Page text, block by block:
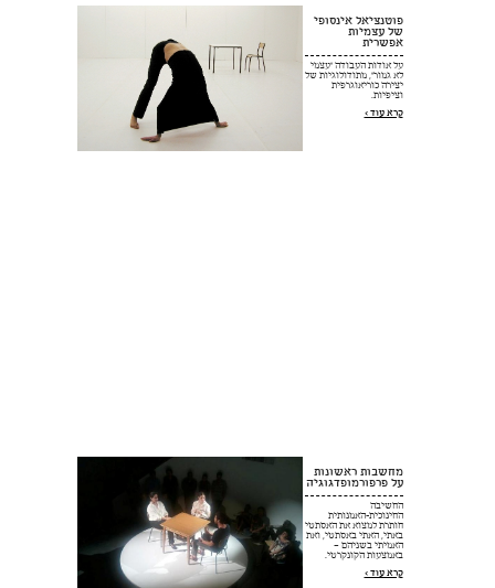
פוטנציאל אינסופי
של עצמיות
אפשרית
על אודות העבודה "עצמי
לא גמור", מתודולוגיות של
יצירה כוריאוגרפית
וציפיות.
קרא עוד >
מחשבות ראשונות
על פרפורמופדגוגיה
החשיבה
החינוכית-האמנותית
חותרת למצוא את האסתטי
באתי, האתי באסתטי, ואת
האמיתי בשניהם –
באמצעות הקונקרטי.
קרא עוד >